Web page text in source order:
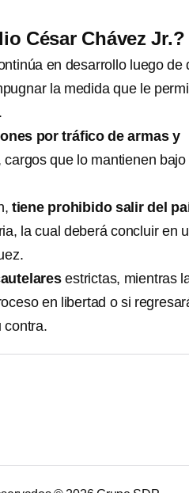
César Chávez Jr.?
en desarrollo luego de
la medida que le
.
por tráfico de armas y
cargos que lo mantienen bajo
tiene prohibido salir del
la cual deberá concluir en
estrictas, mientras
en libertad o si
contra.